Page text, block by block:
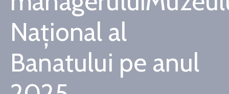
instituțională
Județul
Contact
Monitorul
Național al
Banatului pe anul